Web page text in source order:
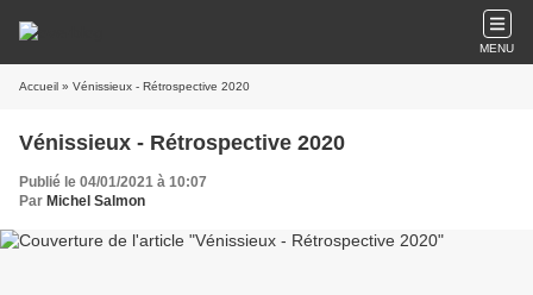
MENU
Accueil » Vénissieux - Rétrospective 2020
Vénissieux - Rétrospective 2020
Publié le 04/01/2021 à 10:07
Par Michel Salmon